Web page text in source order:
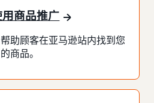
商品推广
助顾客在亚马逊站内找到您
的商品。